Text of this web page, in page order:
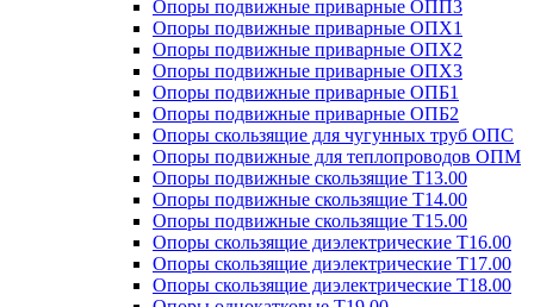
Опоры подвижные приварные ОПП3
Опоры подвижные приварные ОПХ1
Опоры подвижные приварные ОПХ2
Опоры подвижные приварные ОПХ3
Опоры подвижные приварные ОПБ1
Опоры подвижные приварные ОПБ2
Опоры скользящие для чугунных труб ОПС
Опоры подвижные для теплопроводов ОПМ
Опоры подвижные скользящие Т13.00
Опоры подвижные скользящие Т14.00
Опоры подвижные скользящие Т15.00
Опоры скользящие диэлектрические Т16.00
Опоры скользящие диэлектрические Т17.00
Опоры скользящие диэлектрические Т18.00